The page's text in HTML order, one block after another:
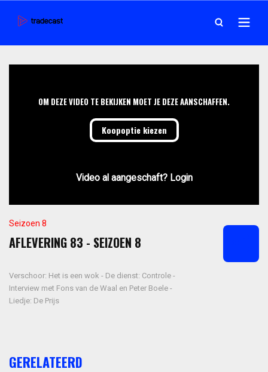
OM DEZE VIDEO TE BEKIJKEN MOET JE DEZE AANSCHAFFEN.
Koopoptie kiezen
Video al aangeschaft? Login
Seizoen 8
AFLEVERING 83 - SEIZOEN 8
Verschoor: Het is een wok - De dienst: Controle -
Interview met Fons van de Waal en Peter Boele -
Liedje: De Prijs
GERELATEERD